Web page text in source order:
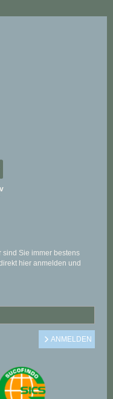
sind Sie immer bestens
hier anmelden und